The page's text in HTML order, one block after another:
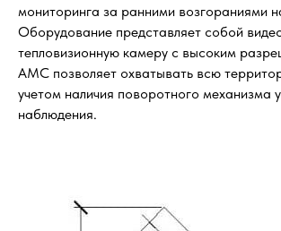
мониторинга за ранними возгораниями
Оборудование представляет собой
тепловизионную камеру с высоким
АМС позволяет охватывать всю
учетом наличия поворотного механизма
наблюдения.